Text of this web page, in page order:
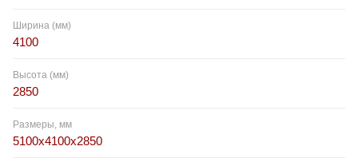
Ширина (мм)
4100
Высота (мм)
2850
Размеры, мм
5100x4100x2850